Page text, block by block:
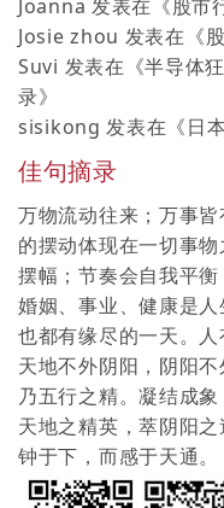
Joanna 发表在《股市
Josie zhou 发表在《
Suvi 发表在《半导体
录》
sisikong 发表在《日
佳句摘录
万物流动往来；万事
的摆动体现在一切事
摆幅；节奏会自我平衡
婚姻、事业、健康是
也都有缘尽的一天。人
天地不外阴阳，阴阳
乃五行之精。凝结成
天地之精英，萃阴阳
钟于下，而感于天通。